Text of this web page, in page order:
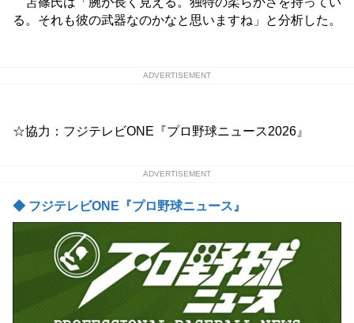
る。それも彼の武器なのかなと思いますね」と分析した。
ADVERTISEMENT
☆協力：フジテレビONE『プロ野球ニュース2026』
ADVERTISEMENT
◆ フジテレビONE『プロ野球ニュース』